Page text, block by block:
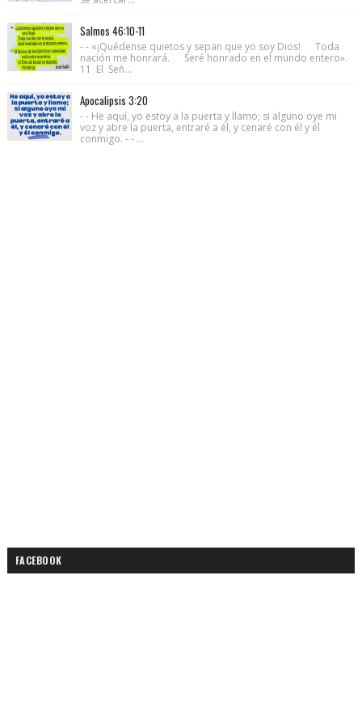
Salmos 46:10-11
- - «¡Quédense quietos y sepan que yo soy Dios! Toda
nación me honrará. Seré honrado en el mundo entero».
11 El Señ...
Apocalipsis 3:20
- - He aquí, yo estoy a la puerta y llamo; si alguno oye mi
voz y abre la puerta, entraré a él, y cenaré con él y él
conmigo. - - ...
FACEBOOK